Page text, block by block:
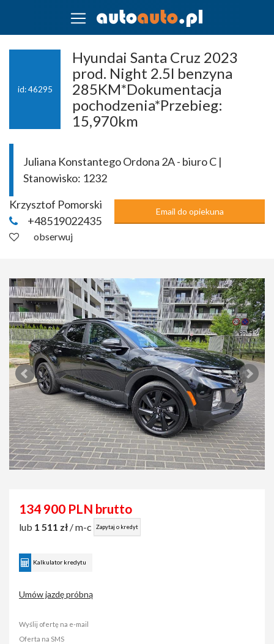
id: 46295
Hyundai Santa Cruz 2023
prod. Night 2.5l benzyna
285KM*Dokumentacja
pochodzenia*Przebieg:
15,970km
Juliana Konstantego Ordona 2A - biuro C |
Stanowisko: 1232
Krzysztof Pomorski
+48519022435
Email do opiekuna
obserwuj
134 900 PLN brutto
lub 1 511 zł / m-c Zapytaj o kredyt
Kalkulator kredytu
Umów jazdę próbną
Wyślij ofertę na e-mail
Oferta na SMS